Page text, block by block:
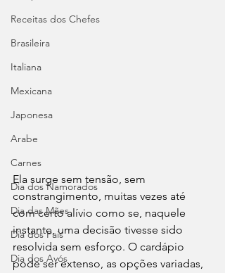
Receitas dos Chefes
Brasileira
Italiana
Mexicana
Japonesa
Arabe
Carnes
Dia dos Namorados
Dia das Mães
Dia dos Pais
Dia dos Avós
Ela surge sem tensão, sem
constrangimento, muitas vezes até
com certo alívio como se, naquele
instante, uma decisão tivesse sido
resolvida sem esforço. O cardápio
pode ser extenso, as opções variadas,